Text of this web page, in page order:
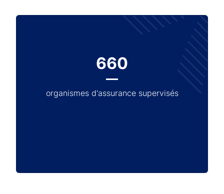
660
organismes d'assurance supervisés